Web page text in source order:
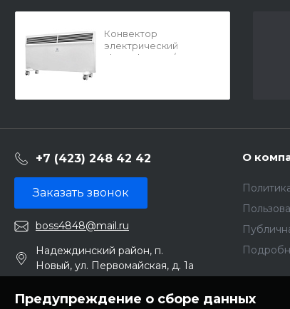
Конвектор
электрический
Electrolux ECH/AS-
+7 (423) 248 42 42
Заказать звонок
boss4848@mail.ru
Надеждинский район, п.
Новый, ул. Первомайская, д. 1а
О
Предупреждение о сборе данных